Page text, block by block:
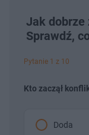
Jak dobrze
Sprawdź,
Pytanie 1 z 10
Kto zaczął
Doda